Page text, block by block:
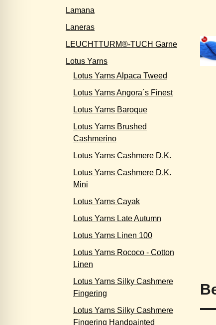
Lamana
Laneras
LEUCHTTURM®-TUCH Garne
Lotus Yarns
Lotus Yarns Alpaca Tweed
Lotus Yarns Angora´s Finest
Lotus Yarns Baroque
Lotus Yarns Brushed
Cashmerino
Lotus Yarns Cashmere D.K.
Lotus Yarns Cashmere D.K.
Mini
Lotus Yarns Cayak
Lotus Yarns Late Autumn
Lotus Yarns Linen 100
Lotus Yarns Rococo - Cotton
Linen
Lotus Yarns Silky Cashmere
Fingering
Lotus Yarns Silky Cashmere
Fingering Handpainted